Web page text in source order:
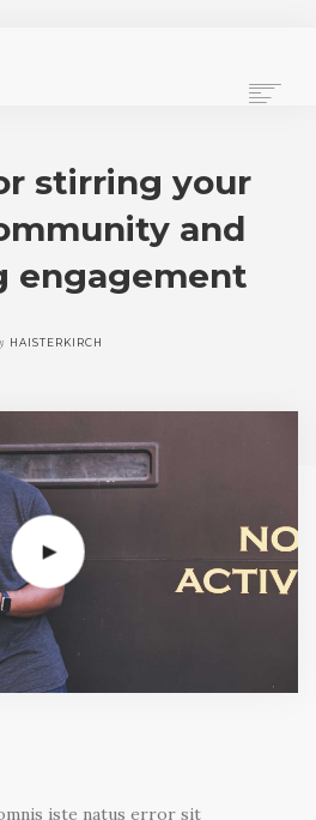
stirring your
and
engagement
HAISTERKIRCH
iste natus error sit